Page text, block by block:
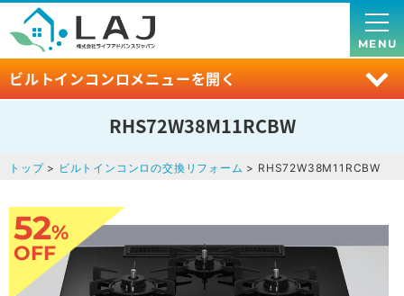
ビルトインコンロメニューを開く
MENU
RHS72W38M11RCBW
トップ> ビルトインコンロの交換リフォーム > RHS72W38M11RCBW
52%
OFF